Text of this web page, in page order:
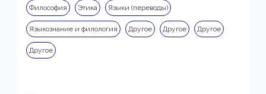
Философия Этика Языки (переводы)
Языкознание и филология Другое Другое Другое
Другое